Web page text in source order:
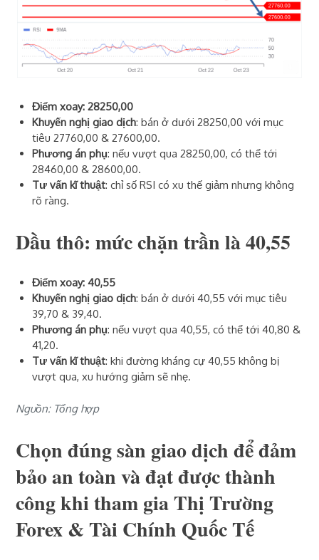
Điểm xoay: 28250,00
Khuyến nghị giao dịch: bán ở dưới 28250,00 với mục
tiêu 27760,00 & 27600,00.
Phương án phụ: nếu vượt qua 28250,00, có thể tới
28460,00 & 28600,00.
Tư vấn kĩ thuật: chỉ số RSI có xu thế giảm nhưng không
rõ ràng.
Dầu thô: mức chặn trần là 40,55
Điểm xoay: 40,55
Khuyến nghị giao dịch: bán ở dưới 40,55 với mục tiêu
39,70 & 39,40.
Phương án phụ: nếu vượt qua 40,55, có thể tới 40,80 &
41,20.
Tư vấn kĩ thuật: khi đường kháng cự 40,55 không bị
vượt qua, xu hướng giảm sẽ nhẹ.
Nguồn: Tổng hợp
Chọn đúng sàn giao dịch để đảm
bảo an toàn và đạt được thành
công khi tham gia Thị Trường
Forex & Tài Chính Quốc Tế